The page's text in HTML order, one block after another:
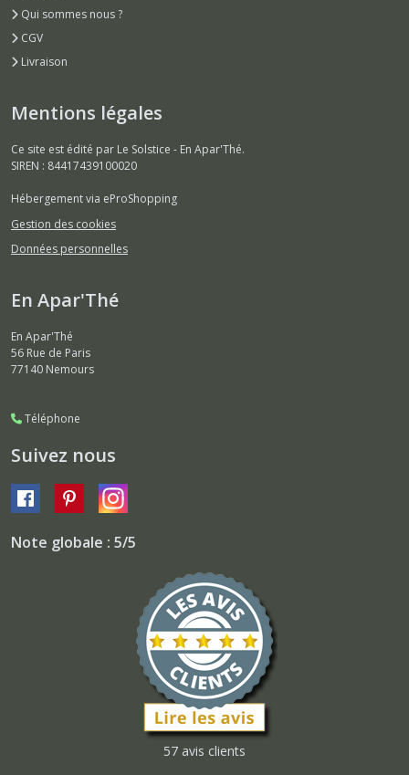
Qui sommes nous ?
CGV
Livraison
Mentions légales
Ce site est édité par Le Solstice - En Apar'Thé.
SIREN : 84417439100020
Hébergement via eProShopping
Gestion des cookies
Données personnelles
En Apar'Thé
En Apar'Thé
56 Rue de Paris
77140 Nemours
Téléphone
Suivez nous
Note globale : 5/5
57 avis clients